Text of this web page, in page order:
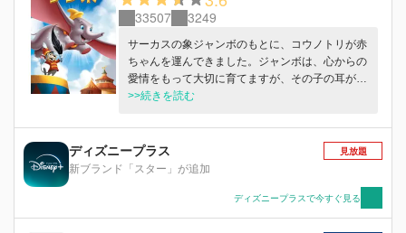
33507 3249
サーカスの象ジャンボのもとに、コウノトリが赤
ちゃんを運んできました。ジャンボは、心からの
愛情をもって大切に育てますが、その子の耳があ
まりにも大きかったので、ほかの象たちから“ダ
す。悲しみに沈むダンボを勇気づけてくれたの
は、ネズミのティモシー。ティモシーは、その大
きな耳を褒め、ダンボをサーカスのスターにしよ
がかなう日がやってきます・・・。
>>続きを読む
ディズニープラス
新ブランド「スター」が追加
見放題
ディズニープラスで今すぐ見る